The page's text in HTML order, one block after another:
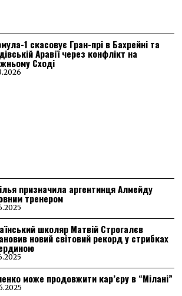
1 скасовує Гран-прі в Бахрейні та
Аравії через конфлікт на
Сході
призначила аргентинця Алмейду
тренером
школяр Матвій Строгалєв
новий світовий рекорд у стрибках
може продовжити кар’єру в “Мілані”